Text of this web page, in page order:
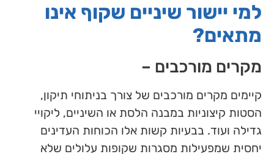
למי יישור שיניים שקוף אינו
מתאים?
מקרים מורכבים –
קיימים מקרים מורכבים של צורך בניתוחי תיקון,
הסטות קיצוניות במבנה הלסת או השיניים, ליקויי
גדילה ועוד. בבעיות קשות אלו הכוחות העדינים
יחסית שמפעילות מסגרות שקופות עלולים שלא